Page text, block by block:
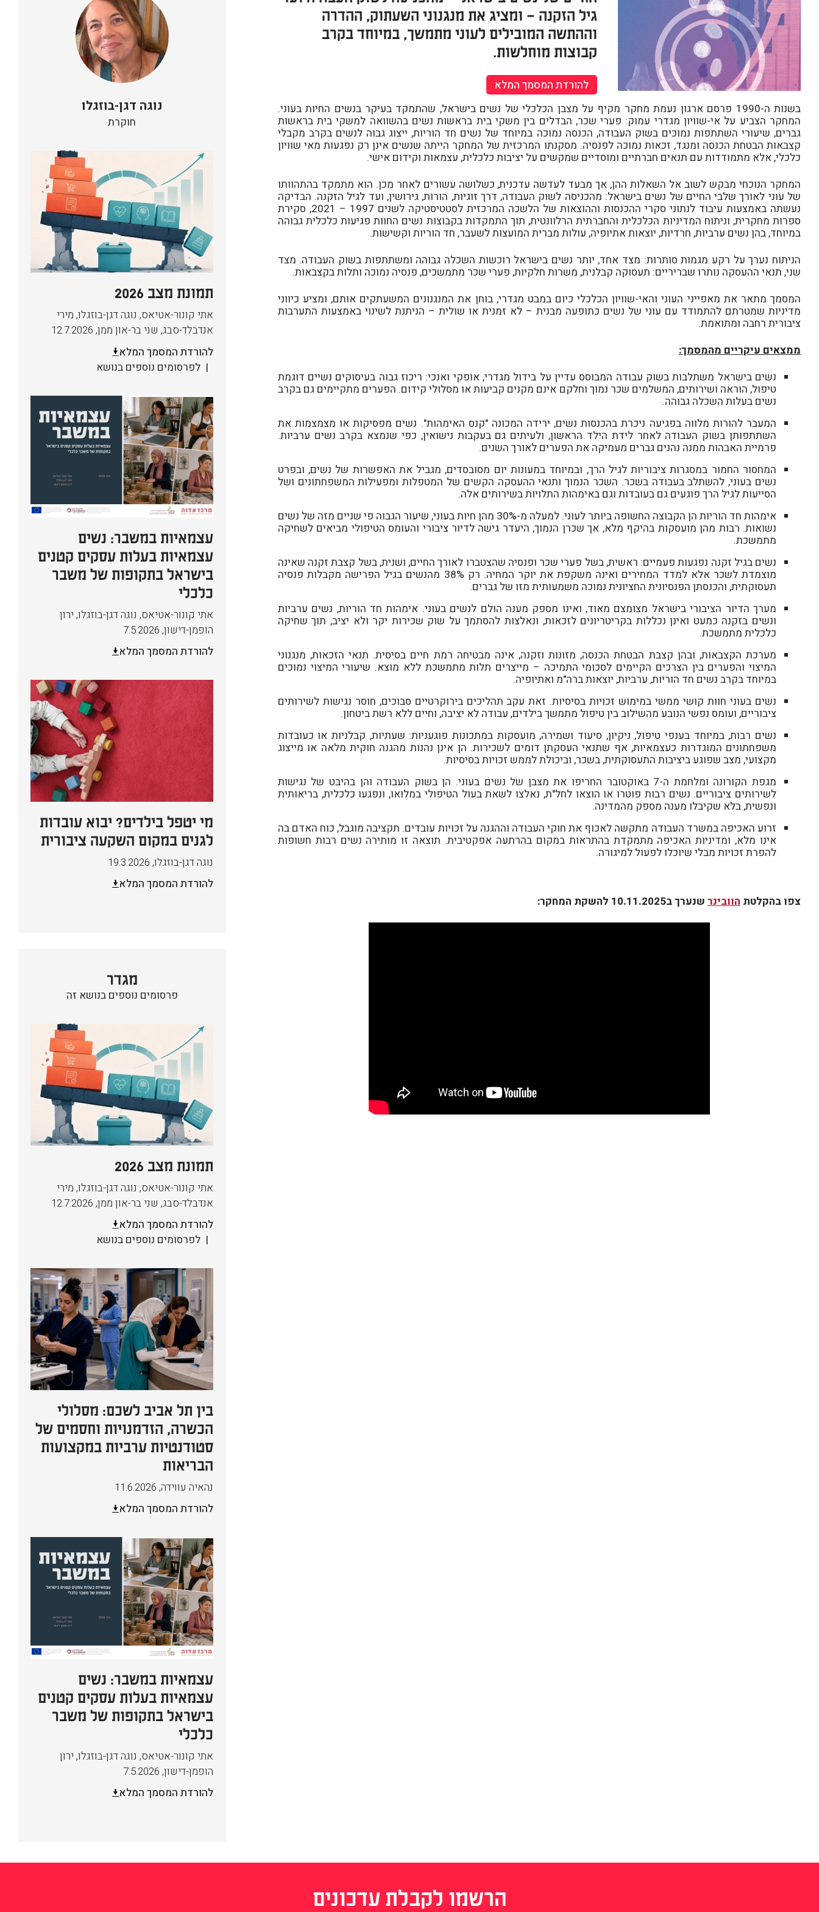
גיל הזקנה – ומציג את מנגנוני השעתוק, ההדרה
וההתשה המובילים לעוני מתמשך, במיוחד בקרב
קבוצות מוחלשות.
להורדת המסמך המלא
בשנות ה-1990 פרסם ארגון נעמת מחקר מקיף על מצבן הכלכלי של נשים בישראל, שהתמקד בעיקר בנשים החיות בעוני.
המחקר הצביע על אי-שוויון מגדרי עמוק: פערי שכר, הבדלים בין משקי בית בראשות נשים בהשוואה למשקי בית בראשות
גברים, שיעורי השתתפות נמוכים בשוק העבודה, הכנסה נמוכה במיוחד של נשים חד הוריות, ייצוג גבוה לנשים בקרב מקבלי
קצבאות הבטחת הכנסה ומנגד, זכאות נמוכה לפנסיה. מסקנתו המרכזית של המחקר הייתה שנשים אינן רק נפגעות מאי שוויון
כלכלי, אלא מתמודדות עם תנאים חברתיים ומוסדיים שמקשים על יציבות כלכלית, עצמאות וקידום אישי.
המחקר הנוכחי מבקש לשוב אל השאלות ההן, אך מבעד לעדשה עדכנית, כשלושה עשורים לאחר מכן. הוא מתמקד בהתהוותו
של עוני לאורך שלבי החיים של נשים בישראל: מהכניסה לשוק העבודה, דרך זוגיות, הורות, גירושין, ועד לגיל הזקנה. הבדיקה
נעשתה באמצעות עיבוד לנתוני סקרי ההכנסות וההוצאות של הלשכה המרכזית לסטטיסטיקה לשנים 1997 – 2021, סקירת
ספרות מחקרית, וניתוח המדיניות הכלכלית והחברתית הרלוונטית, תוך התמקדות בקבוצות נשים החוות פגיעות כלכלית גבוהה
במיוחד, בהן נשים ערביות, חרדיות, יוצאות אתיופיה, עולות מברית המועצות לשעבר, חד הוריות וקשישות.
הניתוח נערך על רקע מגמות סותרות: מצד אחד, יותר נשים בישראל רוכשות השכלה גבוהה ומשתתפות בשוק העבודה. מצד
שני, תנאי ההעסקה נותרו שבריריים: תעסוקה קבלנית, משרות חלקיות, פערי שכר מתמשכים, פנסיה נמוכה ותלות בקצבאות.
המסמך מתאר את מאפייני העוני והאי-שוויון הכלכלי כיום במבט מגדרי, בוחן את המנגנונים המשעתקים אותם, ומציע כיווני
מדיניות שמטרתם להתמודד עם עוני של נשים כתופעה מבנית – לא זמנית או שולית – הניתנת לשינוי באמצעות התערבות
ציבורית רחבה ומתואמת.
ממצאים עיקריים מהמסמך:
נשים בישראל משתלבות בשוק עבודה המבוסס עדיין על בידול מגדרי, אופקי ואנכי: ריכוז גבוה בעיסוקים נשיים דוגמת
טיפול, הוראה ושירותים, המשלמים שכר נמוך וחלקם אינם מקנים קביעות או מסלולי קידום. הפערים מתקיימים גם בקרב
נשים בעלות השכלה גבוהה.
המעבר להורות מלווה בפגיעה ניכרת בהכנסות נשים, ירידה המכונה "קנס האימהות". נשים מפסיקות או מצמצמות את
השתתפותן בשוק העבודה לאחר לידת הילד הראשון, ולעיתים גם בעקבות נישואין, כפי שנמצא בקרב נשים ערביות.
פרמיית האבהות ממנה נהנים גברים מעמיקה את הפערים לאורך השנים.
המחסור החמור במסגרות ציבוריות לגיל הרך, ובמיוחד במעונות יום מסובסדים, מגביל את האפשרות של נשים, ובפרט
נשים בעוני, להשתלב בעבודה בשכר. השכר הנמוך ותנאי ההעסקה הקשים של המטפלות ומפעילות המשפחתונים ושל
הסייעות לגיל הרך פוגעים גם בעובדות וגם באימהות התלויות בשירותים אלה.
אימהות חד הוריות הן הקבוצה החשופה ביותר לעוני. למעלה מ-30% מהן חיות בעוני, שיעור הגבוה פי שניים מזה של נשים
נשואות. רבות מהן מועסקות בהיקף מלא, אך שכרן הנמוך, היעדר גישה לדיור ציבורי והעומס הטיפולי מביאים לשחיקה
מתמשכת.
נשים בגיל זקנה נפגעות פעמיים: ראשית, בשל פערי שכר ופנסיה שהצטברו לאורך החיים, ושנית, בשל קצבת זקנה שאינה
מוצמדת לשכר אלא למדד המחירים ואינה משקפת את יוקר המחיה. רק 38% מהנשים בגיל הפרישה מקבלות פנסיה
תעסוקתית, והכנסתן הפנסיונית החציונית נמוכה משמעותית מזו של גברים.
מערך הדיור הציבורי בישראל מצומצם מאוד, ואינו מספק מענה הולם לנשים בעוני. אימהות חד הוריות, נשים ערביות
ונשים בזקנה כמעט ואינן נכללות בקריטריונים לזכאות, ונאלצות להסתמך על שוק שכירות יקר ולא יציב, תוך שחיקה
כלכלית מתמשכת.
מערכת הקצבאות, ובהן קצבת הבטחת הכנסה, מזונות וזקנה, אינה מבטיחה רמת חיים בסיסית. תנאי הזכאות, מנגנוני
המיצוי והפערים בין הצרכים הקיימים לסכומי התמיכה – מייצרים תלות מתמשכת ללא מוצא. שיעורי המיצוי נמוכים
במיוחד בקרב נשים חד הוריות, ערביות, יוצאות ברה"מ ואתיופיה.
נשים בעוני חוות קושי ממשי במימוש זכויות בסיסיות. זאת עקב תהליכים בירוקרטיים סבוכים, חוסר נגישות לשירותים
ציבוריים, ועומס נפשי הנובע מהשילוב בין טיפול מתמשך בילדים, עבודה לא יציבה, וחיים ללא רשת ביטחון.
נשים רבות, במיוחד בענפי טיפול, ניקיון, סיעוד ושמירה, מועסקות במתכונות פוגעניות: שעתיות, קבלניות או כעובדות
משפחתונים המוגדרות כעצמאיות, אף שתנאי העסקתן דומים לשכירות. הן אינן נהנות מהגנה חוקית מלאה או מייצוג
מקצועי, מצב שפוגע ביציבות התעסוקתית, בשכר, וביכולת לממש זכויות בסיסיות.
מגפת הקורונה ומלחמת ה-7 באוקטובר החריפו את מצבן של נשים בעוני. הן בשוק העבודה והן בהיבט של נגישות
לשירותים ציבוריים. נשים רבות פוטרו או הוצאו לחל"ת, נאלצו לשאת בעול הטיפולי במלואו, ונפגעו כלכלית, בריאותית
ונפשית, בלא שקיבלו מענה מספק מהמדינה.
זרוע האכיפה במשרד העבודה מתקשה לאכוף את חוקי העבודה וההגנה על זכויות עובדים. תקציבה מוגבל, כוח האדם בה
אינו מלא, ומדיניות האכיפה מתמקדת בהתראות במקום בהרתעה אפקטיבית. תוצאה זו מותירה נשים רבות חשופות
להפרת זכויות מבלי שיוכלו לפעול למיגורה.
צפו בהקלטת הוובינר שנערך ב10.11.2025 להשקת המחקר:
נוגה דגן-בוזגלו
חוקרת
תמונת מצב 2026
אתי קונור-אטיאס, נוגה דגן-בוזגלו, מירי
אנדבלד-סבג, שני בר-און ממן,
12.7.2026
להורדת המסמך המלא
לפרסומים נוספים בנושא
עצמאיות במשבר: נשים
עצמאיות בעלות עסקים קטנים
בישראל בתקופות של משבר
כלכלי
אתי קונור-אטיאס, נוגה דגן-בוזגלו, ירון
הופמן-דישון,
7.5.2026
להורדת המסמך המלא
מי יטפל בילדים? יבוא עובדות
לגנים במקום השקעה ציבורית
נוגה דגן-בוזגלו,
19.3.2026
להורדת המסמך המלא
מגדר
פרסומים נוספים בנושא זה
תמונת מצב 2026
אתי קונור-אטיאס, נוגה דגן-בוזגלו, מירי
אנדבלד-סבג, שני בר-און ממן,
12.7.2026
להורדת המסמך המלא
לפרסומים נוספים בנושא
בין תל אביב לשכם: מסלולי
הכשרה, הזדמנויות וחסמים של
סטודנטיות ערביות במקצועות
הבריאות
נהאיה עווידה,
11.6.2026
להורדת המסמך המלא
עצמאיות במשבר: נשים
עצמאיות בעלות עסקים קטנים
בישראל בתקופות של משבר
כלכלי
אתי קונור-אטיאס, נוגה דגן-בוזגלו, ירון
הופמן-דישון,
7.5.2026
להורדת המסמך המלא
הרשמו לקבלת עדכונים